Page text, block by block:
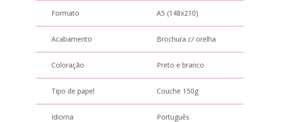
Formato A5 (148x210)
Acabamento Brochura c/ orelha
Coloração Preto e branco
Tipo de papel Couche 150g
Idioma Português